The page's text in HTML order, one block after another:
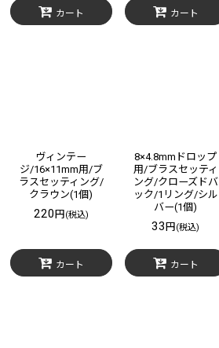
カート カート
ヴィンテー
ジ/16×11mm用/ブ
ラスセッティング/
クラウン(1個)
220 円 (税込)
カート
8×4.8mmドロップ
用/ブラスセッティ
ング/クローズドバ
ック/1リング/シル
バー(1個)
33円 (税込)
カート